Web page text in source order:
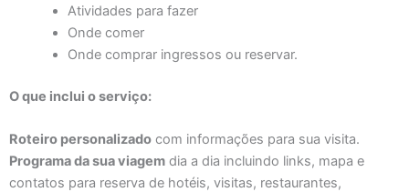
Atividades para fazer
Onde comer
Onde comprar ingressos ou reservar.
O que inclui o serviço:
Roteiro personalizado com informações para sua visita.
Programa da sua viagem dia a dia incluindo links, mapa e
contatos para reserva de hotéis, visitas, restaurantes,